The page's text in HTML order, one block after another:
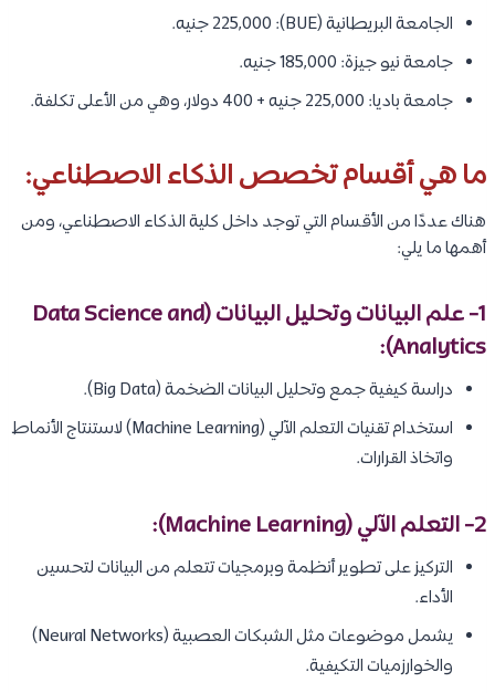
الجامعة البريطانية (BUE): 225,000 جنيه.
جامعة نيو جيزة: 185,000 جنيه.
جامعة باديا: 225,000 جنيه + 400 دولار، وهي من الأعلى تكلفة.
ما هي أقسام تخصص الذكاء الاصطناعي:
هناك عددًا من الأقسام التي توجد داخل كلية الذكاء الاصطناعي، ومن
أهمها ما يلي:
1- علم البيانات وتحليل البيانات (Data Science and
Analytics):
دراسة كيفية جمع وتحليل البيانات الضخمة (Big Data).
استخدام تقنيات التعلم الآلي (Machine Learning) لاستنتاج الأنماط
واتخاذ القرارات.
2- التعلم الآلي (Machine Learning):
التركيز على تطوير أنظمة وبرمجيات تتعلم من البيانات لتحسين
الأداء.
يشمل موضوعات مثل الشبكات العصبية (Neural Networks)
والخوارزميات التكيفية.